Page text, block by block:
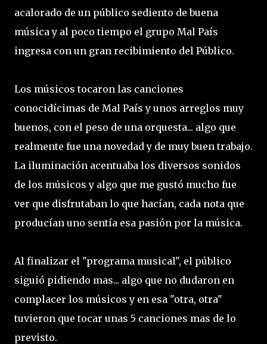
acalorado de un público sediento de buena
música y al poco tiempo el grupo Mal País
ingresa con un gran recibimiento del Público.
Los músicos tocaron las canciones
conocidícimas de Mal País y unos arreglos muy
buenos, con el peso de una orquesta... algo que
realmente fue una novedad y de muy buen trabajo.
La iluminación acentuaba los diversos sonidos
de los músicos y algo que me gustó mucho fue
ver que disfrutaban lo que hacían, cada nota que
producían uno sentía esa pasión por la música.
Al finalizar el "programa musical", el público
siguió pidiendo mas... algo que no dudaron en
complacer los músicos y en esa "otra, otra"
tuvieron que tocar unas 5 canciones mas de lo
previsto.